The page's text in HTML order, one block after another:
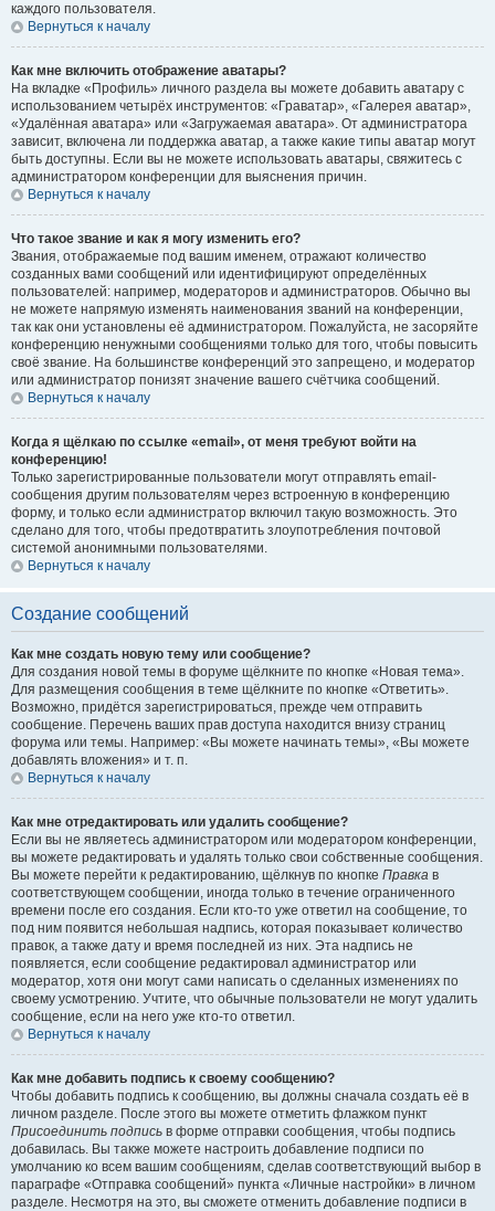
каждого пользователя.
Вернуться к началу
Как мне включить отображение аватары?
На вкладке «Профиль» личного раздела вы можете добавить аватару с
использованием четырёх инструментов: «Граватар», «Галерея аватар»,
«Удалённая аватара» или «Загружаемая аватара». От администратора
зависит, включена ли поддержка аватар, а также какие типы аватар могут
быть доступны. Если вы не можете использовать аватары, свяжитесь с
администратором конференции для выяснения причин.
Вернуться к началу
Что такое звание и как я могу изменить его?
Звания, отображаемые под вашим именем, отражают количество
созданных вами сообщений или идентифицируют определённых
пользователей: например, модераторов и администраторов. Обычно вы
не можете напрямую изменять наименования званий на конференции,
так как они установлены её администратором. Пожалуйста, не засоряйте
конференцию ненужными сообщениями только для того, чтобы повысить
своё звание. На большинстве конференций это запрещено, и модератор
или администратор понизят значение вашего счётчика сообщений.
Вернуться к началу
Когда я щёлкаю по ссылке «email», от меня требуют войти на
конференцию!
Только зарегистрированные пользователи могут отправлять email-
сообщения другим пользователям через встроенную в конференцию
форму, и только если администратор включил такую возможность. Это
сделано для того, чтобы предотвратить злоупотребления почтовой
системой анонимными пользователями.
Вернуться к началу
Создание сообщений
Как мне создать новую тему или сообщение?
Для создания новой темы в форуме щёлкните по кнопке «Новая тема».
Для размещения сообщения в теме щёлкните по кнопке «Ответить».
Возможно, придётся зарегистрироваться, прежде чем отправить
сообщение. Перечень ваших прав доступа находится внизу страниц
форума или темы. Например: «Вы можете начинать темы», «Вы можете
добавлять вложения» и т. п.
Вернуться к началу
Как мне отредактировать или удалить сообщение?
Если вы не являетесь администратором или модератором конференции,
вы можете редактировать и удалять только свои собственные сообщения.
Вы можете перейти к редактированию, щёлкнув по кнопке Правка в
соответствующем сообщении, иногда только в течение ограниченного
времени после его создания. Если кто-то уже ответил на сообщение, то
под ним появится небольшая надпись, которая показывает количество
правок, а также дату и время последней из них. Эта надпись не
появляется, если сообщение редактировал администратор или
модератор, хотя они могут сами написать о сделанных изменениях по
своему усмотрению. Учтите, что обычные пользователи не могут удалить
сообщение, если на него уже кто-то ответил.
Вернуться к началу
Как мне добавить подпись к своему сообщению?
Чтобы добавить подпись к сообщению, вы должны сначала создать её в
личном разделе. После этого вы можете отметить флажком пункт
Присоединить подпись в форме отправки сообщения, чтобы подпись
добавилась. Вы также можете настроить добавление подписи по
умолчанию ко всем вашим сообщениям, сделав соответствующий выбор в
параграфе «Отправка сообщений» пункта «Личные настройки» в личном
разделе. Несмотря на это, вы сможете отменить добавление подписи в